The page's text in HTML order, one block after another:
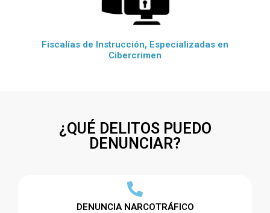
Fiscalías de Instrucción, Especializadas en
Cibercrimen
¿QUÉ DELITOS PUEDO
DENUNCIAR?
DENUNCIA NARCOTRÁFICO